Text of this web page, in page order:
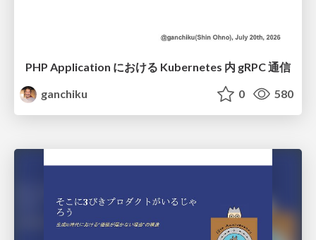
PHP Application における Kubernetes 内 gRPC 通信
ganchiku
0 580